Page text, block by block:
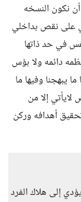
نكون النسخه
على نقص بداخلي
في حد ذاتها
دائمه ولا بؤس
يبهجنا وفيها ما
لايأتي إلا من
أهدافه وركن
إلى هلاك الفرد